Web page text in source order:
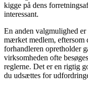
kigge på dens
interessant.
En anden valgmulighed
mærket medlem,
forhandleren opretholder
virksomheden ofte
reglerne. Det er en rigtig
du udsættes for